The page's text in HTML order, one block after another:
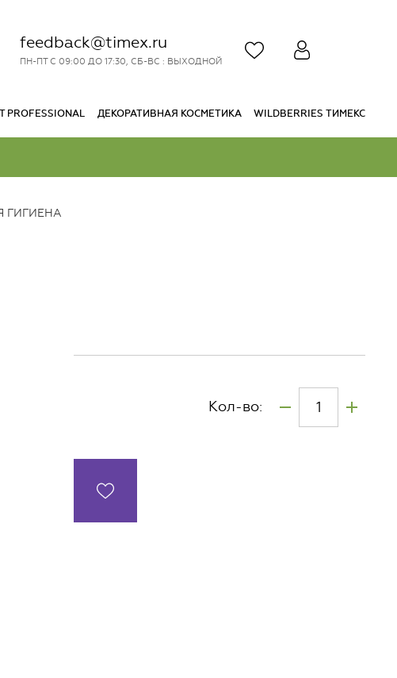
feedback@timex.ru
ПН-ПТ С 09:00 ДО 17:30, СБ-ВС : ВЫХОДНОЙ
PROFESSIONAL ДЕКОРАТИВНАЯ КОСМЕТИКА WILDBERRIES ТИМЕКС
ГИГИЕНА
Кол-во: